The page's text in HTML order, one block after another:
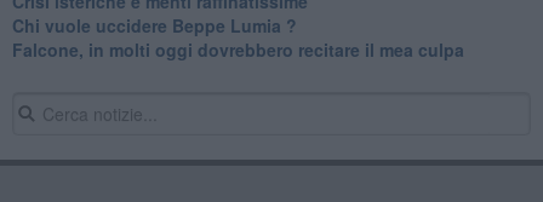
Chi vuole uccidere Beppe Lumia ?
Falcone, in molti oggi dovrebbero recitare il mea culpa